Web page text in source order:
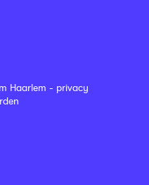
Haarlem - privacy